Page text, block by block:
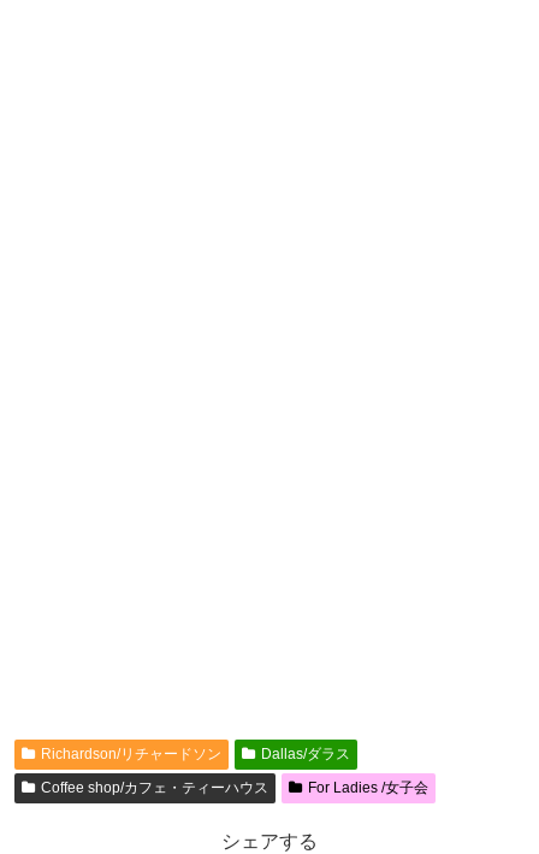
Richardson/リチャードソン
Dallas/ダラス
Coffee shop/カフェ・ティーハウス
For Ladies /女子会
シェアする